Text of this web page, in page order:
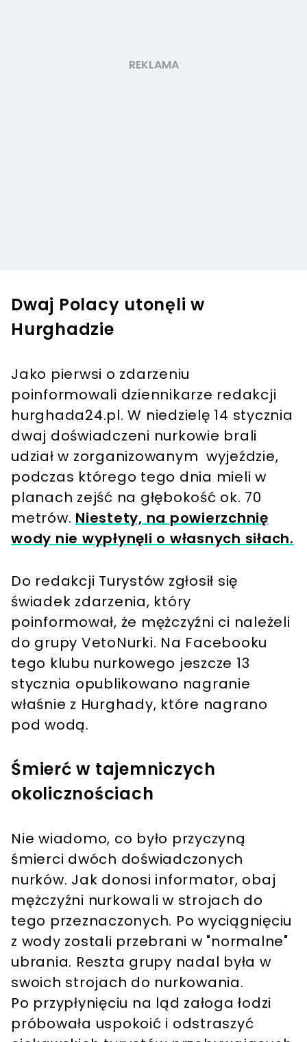
Dwaj Polacy utonęli w
Hurghadzie
Jako pierwsi o zdarzeniu
poinformowali dziennikarze redakcji
hurghada24.pl. W niedzielę 14 stycznia
dwaj doświadczeni nurkowie brali
udział w zorganizowanym wyjeździe,
podczas którego tego dnia mieli w
planach zejść na głębokość ok. 70
metrów. Niestety, na powierzchnię
wody nie wypłynęli o własnych siłach.
Do redakcji Turystów zgłosił się
świadek zdarzenia, który
poinformował, że mężczyźni ci należeli
do grupy VetoNurki. Na Facebooku
tego klubu nurkowego jeszcze 13
stycznia opublikowano nagranie
właśnie z Hurghady, które nagrano
pod wodą.
Śmierć w tajemniczych
okolicznościach
Nie wiadomo, co było przyczyną
śmierci dwóch doświadczonych
nurków. Jak donosi informator, obaj
mężczyźni nurkowali w strojach do
tego przeznaczonych. Po wyciągnięciu
z wody zostali przebrani w "normalne"
ubrania. Reszta grupy nadal była w
swoich strojach do nurkowania.
Po przypłynięciu na ląd załoga łodzi
próbowała uspokoić i odstraszyć